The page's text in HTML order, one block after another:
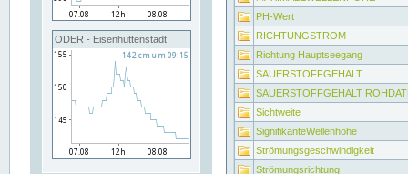
ODER - Eisenhüttenstadt
PH-Wert
RICHTUNGSTROM
Richtung Hauptseegang
SAUERSTOFFGEHALT
SAUERSTOFFGEHALT
Sichtweite
SignifikanteWellenhöhe
Strömungsgeschwindigkeit
Strömungsrichtung